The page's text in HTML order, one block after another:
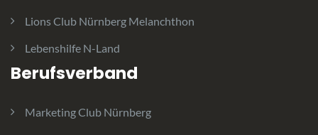
Lions Club Nürnberg Melanchthon
Lebenshilfe N-Land
Berufsverband
Marketing Club Nürnberg